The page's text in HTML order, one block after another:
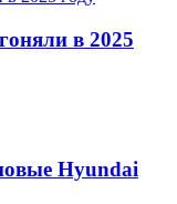
в 2025
Hyundai